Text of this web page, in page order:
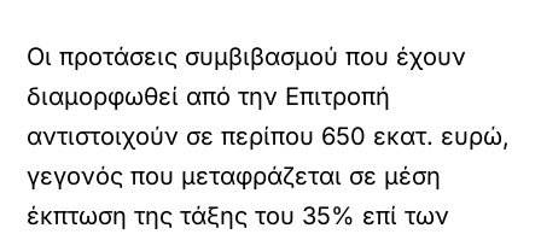
Οι προτάσεις συμβιβασμού που έχουν
διαμορφωθεί από την Επιτροπή
αντιστοιχούν σε περίπου 650 εκατ. ευρώ,
γεγονός που μεταφράζεται σε μέση
έκπτωση της τάξης του 35% επί των